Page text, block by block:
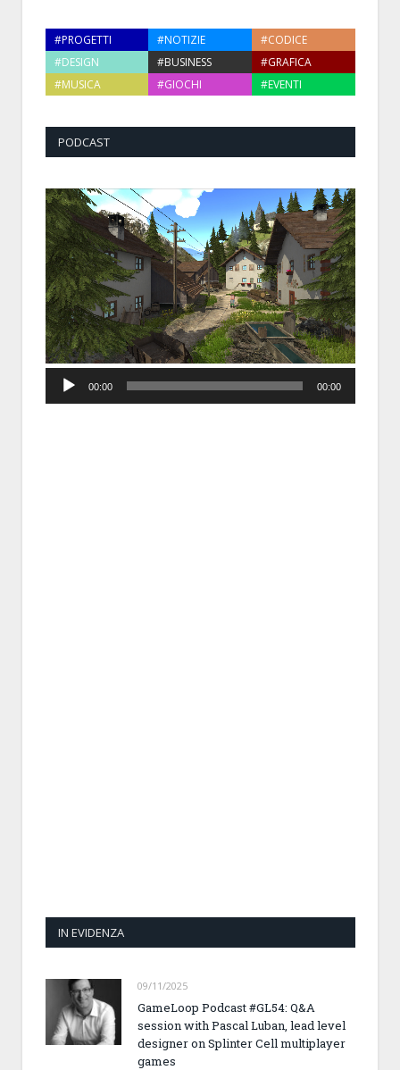
#PROGETTI #NOTIZIE
#CODICE
#DESIGN
#BUSINESS
#GRAFICA
#MUSICA
#GIOCHI #EVENTI
PODCAST
Player
00:00 00:00
IN EVIDENZA
09/11/2025
GameLoop Podcast #GL54: Q&A
session with Pascal Luban, lead level
designer on Splinter Cell multiplayer
games